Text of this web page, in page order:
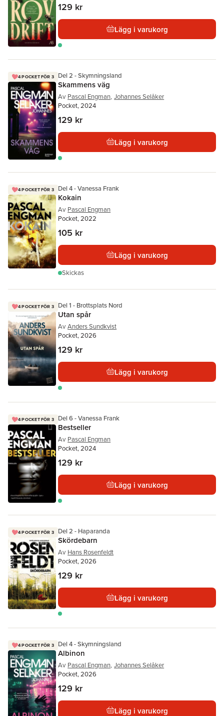
129 kr
Lägg i varukorg
4 POCKET FÖR 3 Del 2 - Skymningsland
Skammens väg
Av Pascal Engman, Johannes Selåker
Pocket, 2024
129 kr
Lägg i varukorg
4 POCKET FÖR 3 Del 4 - Vanessa Frank
Kokain
Av Pascal Engman
Pocket, 2022
105 kr
Lägg i varukorg
Skickas
4 POCKET FÖR 3 Del 1 - Brottsplats Nord
Utan spår
Av Anders Sundkvist
Pocket, 2026
129 kr
Lägg i varukorg
4 POCKET FÖR 3 Del 6 - Vanessa Frank
Bestseller
Av Pascal Engman
Pocket, 2024
129 kr
Lägg i varukorg
4 POCKET FÖR 3 Del 2 - Haparanda
Skördebarn
Av Hans Rosenfeldt
Pocket, 2026
129 kr
Lägg i varukorg
4 POCKET FÖR 3 Del 4 - Skymningsland
Albinon
Av Pascal Engman, Johannes Selåker
Pocket, 2026
129 kr
Lägg i varukorg